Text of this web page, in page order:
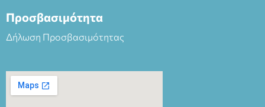
Προσβασιμότητα
Δήλωση Προσβασιμότητας